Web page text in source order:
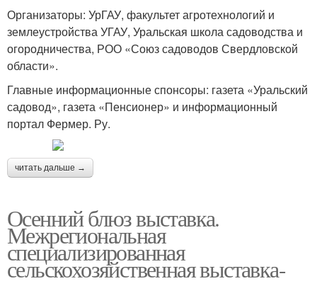
Организаторы: УрГАУ, факультет агротехнологий и
землеустройства УГАУ, Уральская школа садоводства и
огородничества, РОО «Союз садоводов Свердловской
области».
Главные информационные спонсоры: газета «Уральский
садовод», газета «Пенсионер» и информационный
портал Фермер. Ру.
читать дальше →
Осенний блюз выставка.
Межрегиональная
специализированная
сельскохозяйственная выставка-